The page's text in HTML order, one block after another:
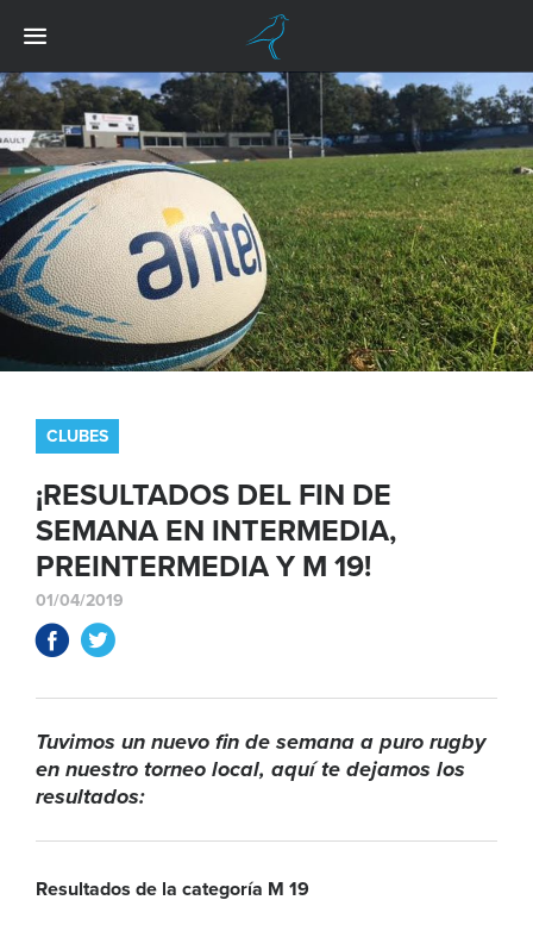
CLUBES
¡RESULTADOS DEL FIN DE
SEMANA EN INTERMEDIA,
PREINTERMEDIA Y M 19!
01/04/2019
Tuvimos un nuevo fin de semana a puro rugby
en nuestro torneo local, aquí te dejamos los
resultados:
Resultados de la categoría M 19